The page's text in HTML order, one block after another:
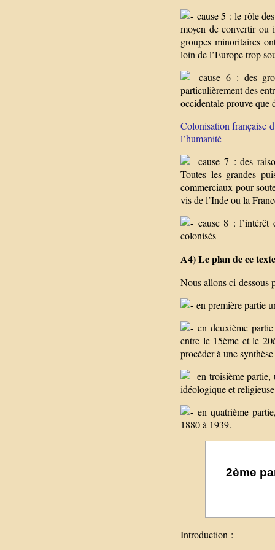
cause 5 : le rôle
moyen de convertir ou
groupes minoritaires
loin de l’Europe trop
cause 6 : des
particulièrement des
occidentale prouve que
Colonisation française
l’humanité
cause 7 : des
Toutes les grandes
commerciaux pour
vis de l’Inde ou la
cause 8 : l’intérêt
colonisés
A4) Le plan de ce texte
Nous allons ci-dessous
en première partie
en deuxième
entre le 15ème et le
procéder à une synthèse
en troisième
idéologique et
en quatrième
1880 à 1939.
2ème
Introduction :